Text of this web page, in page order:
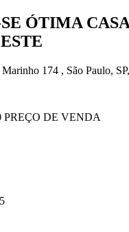
ÓTIMA
174 , São Paulo,
PREÇO DE VENDA